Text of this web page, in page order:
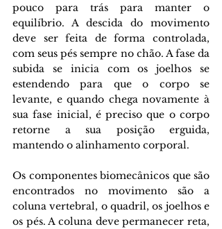
pouco para trás para manter o
equilíbrio. A descida do movimento
deve ser feita de forma controlada,
com seus pés sempre no chão. A fase da
subida se inicia com os joelhos se
estendendo para que o corpo se
levante, e quando chega novamente à
sua fase inicial, é preciso que o corpo
retorne a sua posição erguida,
mantendo o alinhamento corporal.
Os componentes biomecânicos que são
encontrados no movimento são a
coluna vertebral, o quadril, os joelhos e
os pés. A coluna deve permanecer reta,